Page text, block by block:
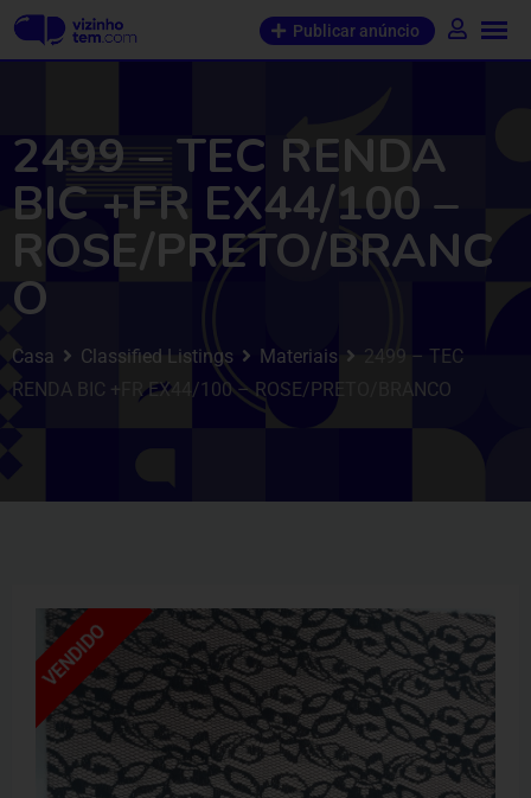
Publicar anúncio
2499 – TEC RENDA
BIC +FR EX44/100 –
ROSE/PRETO/BRANC
O
Casa Classified Listings Materiais
2499 – TEC
RENDA BIC +FR EX44/100 – ROSE/PRETO/BRANCO
VENDIDO